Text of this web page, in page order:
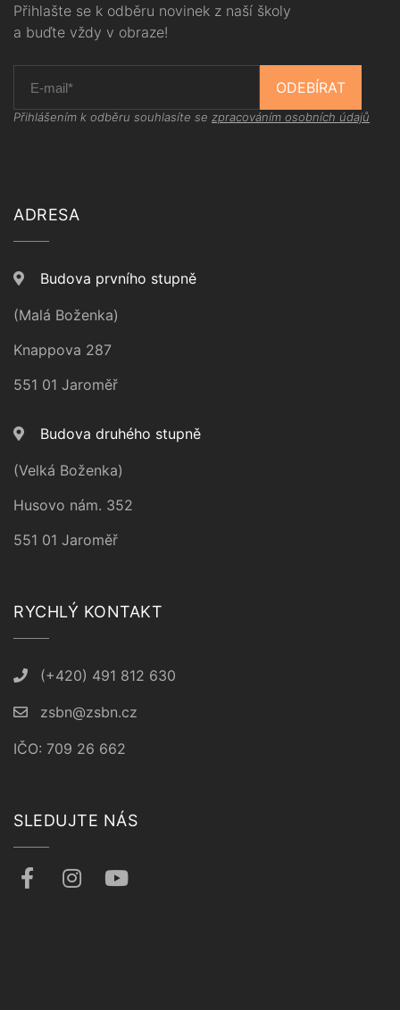
Přihlašte se k odběru novinek z naší školy
a buďte vždy v obraze!
ODEBÍRAT
Přihlášením k odběru souhlasíte se zpracováním osobních údajů
ADRESA
Budova prvního stupně
(Malá Boženka)
Knappova 287
551 01 Jaroměř
Budova druhého stupně
(Velká Boženka)
Husovo nám. 352
551 01 Jaroměř
RYCHLÝ KONTAKT
(+420) 491 812 630
zsbn@zsbn.cz
IČO: 709 26 662
SLEDUJTE NÁS